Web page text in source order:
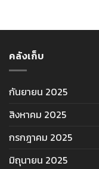
คลังเก็บ
กันยายน 2025
สิงหาคม 2025
กรกฎาคม 2025
มิถุนายน 2025